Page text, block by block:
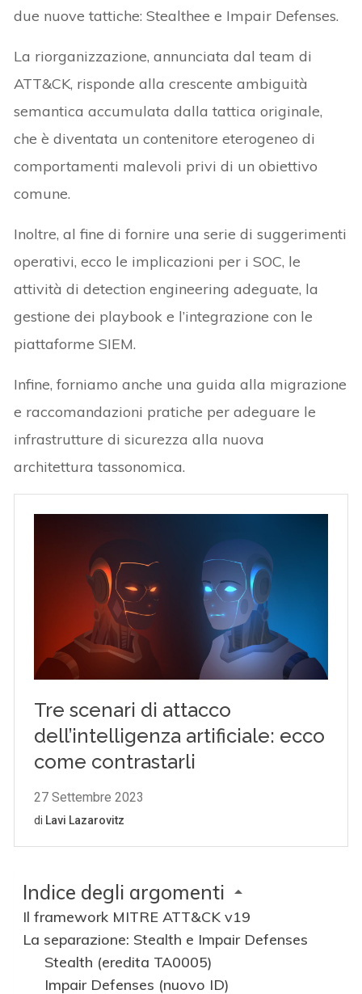
due nuove tattiche: Stealthee e Impair Defenses.
La riorganizzazione, annunciata dal team di
ATT&CK, risponde alla crescente ambiguità
semantica accumulata dalla tattica originale,
che è diventata un contenitore eterogeneo di
comportamenti malevoli privi di un obiettivo
comune.
Inoltre, al fine di fornire una serie di suggerimenti
operativi, ecco le implicazioni per i SOC, le
attività di detection engineering adeguate, la
gestione dei playbook e l’integrazione con le
piattaforme SIEM.
Infine, forniamo anche una guida alla migrazione
e raccomandazioni pratiche per adeguare le
infrastrutture di sicurezza alla nuova
architettura tassonomica.
Indice degli argomenti
Il framework MITRE ATT&CK v19
La separazione: Stealth e Impair Defenses
Stealth (eredita TA0005)
Impair Defenses (nuovo ID)